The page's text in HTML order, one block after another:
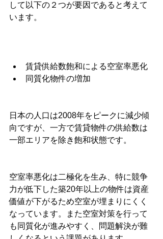
して以下の２つが要因であると考えて
います。
賃貸供給数飽和による空室率悪化
同質化物件の増加
日本の人口は2008年をピークに減少傾
向ですが、一方で賃貸物件の供給数は
一部エリアを除き飽和状態です。
空室率悪化は二極化を生み、特に競争
力が低下した築20年以上の物件は資産
価値が下がるため空室が埋まりにくく
なっています。また空室対策を行って
も同質化が進みやすく、問題解決が難